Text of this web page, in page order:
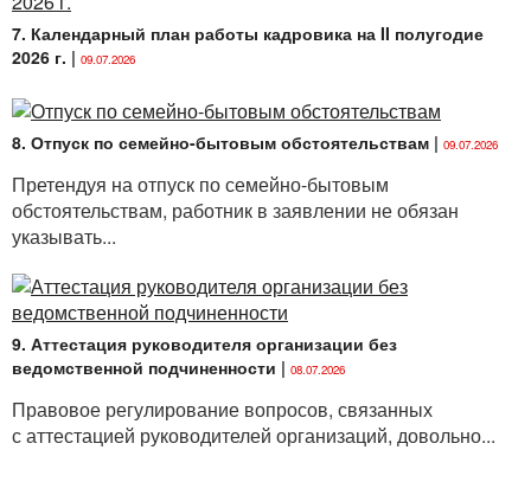
7. Календарный план работы кадровика на II полугодие
2026 г. | 09.07.2026
8. Отпуск по семейно-бытовым обстоятельствам | 09.07.2026
Претендуя на отпуск по семейно-бытовым
обстоятельствам, работник в заявлении не обязан
указывать...
9. Аттестация руководителя организации без
ведомственной подчиненности | 08.07.2026
Правовое регулирование вопросов, связанных
с аттестацией руководителей организаций, довольно...